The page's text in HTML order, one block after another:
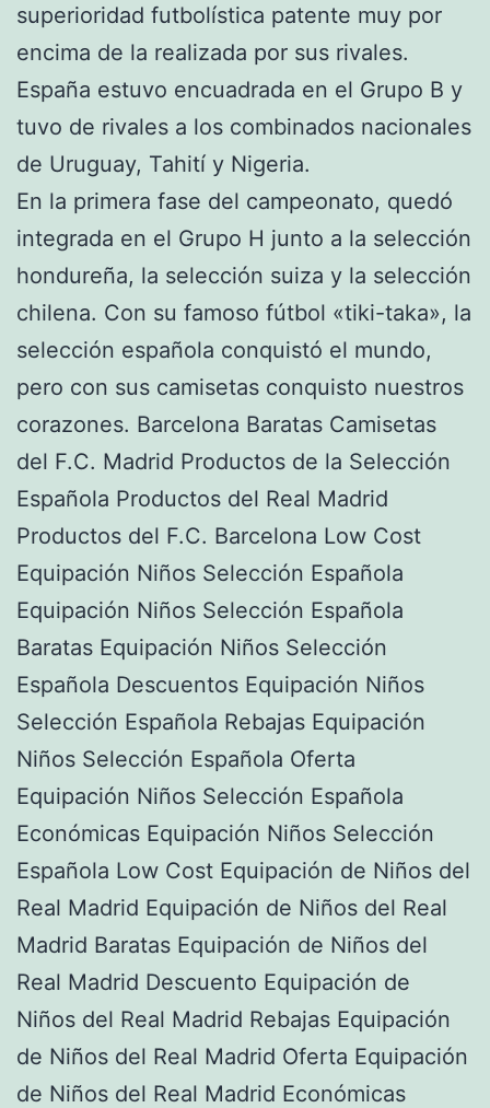
superioridad futbolística patente muy por
encima de la realizada por sus rivales.
España estuvo encuadrada en el Grupo B y
tuvo de rivales a los combinados nacionales
de Uruguay, Tahití y Nigeria.
En la primera fase del campeonato, quedó
integrada en el Grupo H junto a la selección
hondureña, la selección suiza y la selección
chilena. Con su famoso fútbol «tiki-taka», la
selección española conquistó el mundo,
pero con sus camisetas conquisto nuestros
corazones. Barcelona Baratas Camisetas
del F.C. Madrid Productos de la Selección
Española Productos del Real Madrid
Productos del F.C. Barcelona Low Cost
Equipación Niños Selección Española
Equipación Niños Selección Española
Baratas Equipación Niños Selección
Española Descuentos Equipación Niños
Selección Española Rebajas Equipación
Niños Selección Española Oferta
Equipación Niños Selección Española
Económicas Equipación Niños Selección
Española Low Cost Equipación de Niños del
Real Madrid Equipación de Niños del Real
Madrid Baratas Equipación de Niños del
Real Madrid Descuento Equipación de
Niños del Real Madrid Rebajas Equipación
de Niños del Real Madrid Oferta Equipación
de Niños del Real Madrid Económicas